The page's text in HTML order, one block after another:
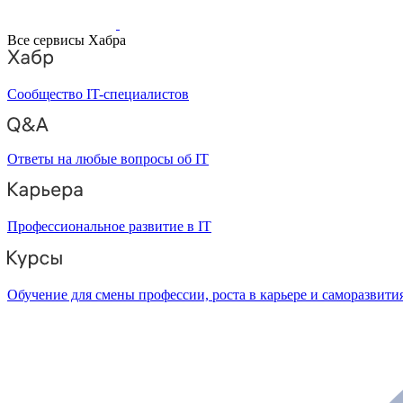
Все сервисы Хабра
Сообщество IT-специалистов
Ответы на любые вопросы об IT
Профессиональное развитие в IT
Обучение для смены профессии, роста в карьере и